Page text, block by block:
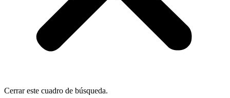
Cerrar este cuadro de búsqueda.